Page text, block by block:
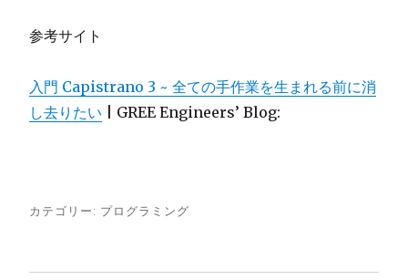
参考サイト
入門 Capistrano 3 ~ 全ての手作業を生まれる前に消
し去りたい | GREE Engineers’ Blog:
カテゴリー: プログラミング